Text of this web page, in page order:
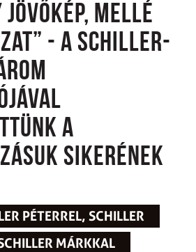
jövőkép, mellé
- a Schiller-
a
sikerének
PÉTERREL, SCHILLER
MÁRKKAL